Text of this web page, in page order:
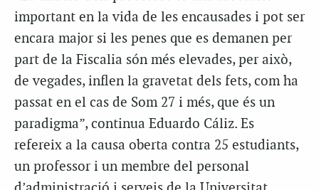
important en la vida de les encausades i pot ser
encara major si les penes que es demanen per
part de la Fiscalia són més elevades, per això,
de vegades, inflen la gravetat dels fets, com ha
passat en el cas de Som 27 i més, que és un
paradigma”, continua Eduardo Cáliz. Es
refereix a la causa oberta contra 25 estudiants,
un professor i un membre del personal